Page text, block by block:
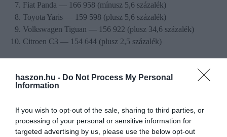
haszon.hu - Do Not Process My Personal
Information
If you wish to opt-out of the sale, sharing to third parties, or
processing of your personal or sensitive information for
targeted advertising by us, please use the below opt-out
Fiat Panda — 166 958 (mínusz 5,6 százalék)
Toyota Yaris — 159 598 (plusz 5,6 százalék)
Volkswagen Tiguan — 156 922 (plusz 34,6 százalék)
Citroen C3 — 154 644 (plusz 2,5 százalék)
Ezek lehetnek a következő év legjobb
személyautói
Továbbá2024 Év Autójátcsak február 26-án fogják bejelenteni a
Genfi Autószalonon. Azonban az 59 tagú, szakújságírókból álló
szakértői zsűri már készített egy 28, később egy hét modellből álló